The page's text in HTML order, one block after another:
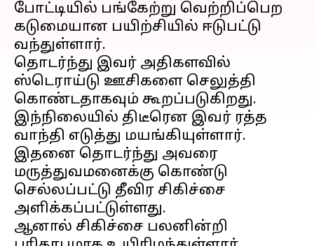
போட்டியில் பங்கேற்று வெற்றிப்பெற
கடுமையான பயிற்சியில் ஈடுபட்டு
வந்துள்ளார்.
தொடர்ந்து இவர் அதிகளவில்
ஸ்டெராய்டு ஊசிகளை செலுத்தி
கொண்டதாகவும் கூறப்படுகிறது.
இந்நிலையில் திடீரென இவர் ரத்த
வாந்தி எடுத்து மயங்கியுள்ளார்.
இதனை தொடர்ந்து அவரை
மருத்துவமனைக்கு கொண்டு
செல்லப்பட்டு தீவிர சிகிச்சை
அளிக்கப்பட்டுள்ளது.
ஆனால் சிகிச்சை பலனின்றி